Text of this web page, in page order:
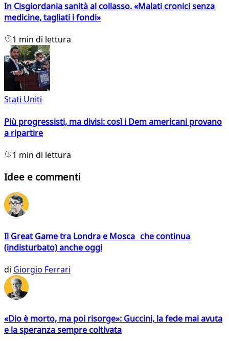
In Cisgiordania sanità al collasso. «Malati cronici senza
medicine, tagliati i fondi»
1 min di lettura
Stati Uniti
Più progressisti, ma divisi: così i Dem americani provano
a ripartire
1 min di lettura
Idee e commenti
Il Great Game tra Londra e Mosca che continua
(indisturbato) anche oggi
di Giorgio Ferrari
«Dio è morto, ma poi risorge»: Guccini, la fede mai avuta
e la speranza sempre coltivata